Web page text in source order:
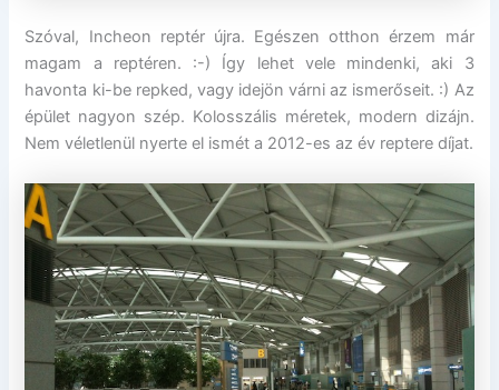
Szóval, Incheon reptér újra. Egészen otthon érzem már
magam a reptéren. :-) Így lehet vele mindenki, aki 3
havonta ki-be repked, vagy idejön várni az ismerőseit. :) Az
épület nagyon szép. Kolosszális méretek, modern dizájn.
Nem véletlenül nyerte el ismét a 2012-es az év reptere díjat.